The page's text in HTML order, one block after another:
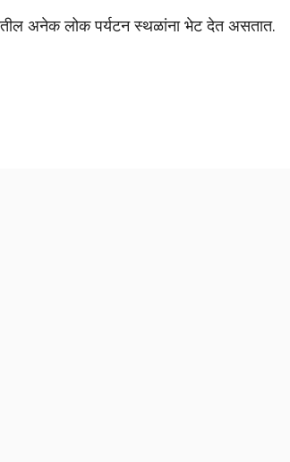
अनेक लोक पर्यटन स्थळांना भेट देत असतात.